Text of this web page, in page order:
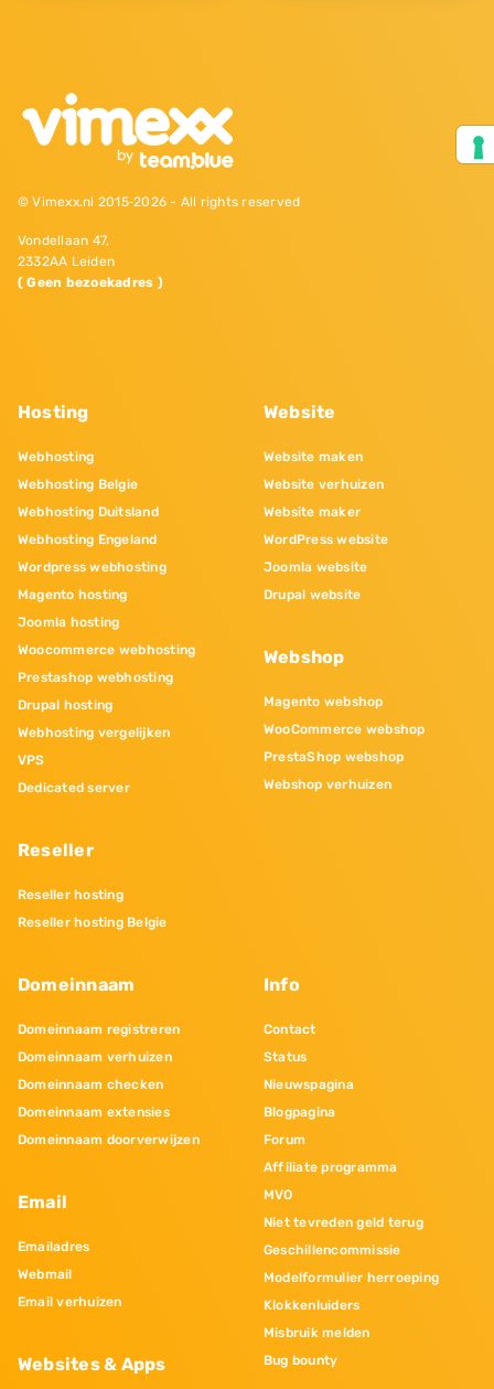
© Vimexx.nl 2015‐2026 - All rights reserved
Vondellaan 47,
2332AA Leiden
( Geen bezoekadres )
Hosting
Webhosting
Webhosting Belgie
Webhosting Duitsland
Webhosting Engeland
Wordpress webhosting
Magento hosting
Joomla hosting
Woocommerce webhosting
Prestashop webhosting
Drupal hosting
Webhosting vergelijken
VPS
Dedicated server
Reseller
Reseller hosting
Reseller hosting Belgie
Website
Website maken
Website verhuizen
Website maker
WordPress website
Joomla website
Drupal website
Webshop
Magento webshop
WooCommerce webshop
PrestaShop webshop
Webshop verhuizen
Domeinnaam
Domeinnaam registreren
Domeinnaam verhuizen
Domeinnaam checken
Domeinnaam extensies
Domeinnaam doorverwijzen
Email
Emailadres
Webmail
Email verhuizen
Websites & Apps
Info
Contact
Status
Nieuwspagina
Blogpagina
Forum
Affiliate programma
MVO
Niet tevreden geld terug
Geschillencommissie
Modelformulier herroeping
Klokkenluiders
Misbruik melden
Bug bounty